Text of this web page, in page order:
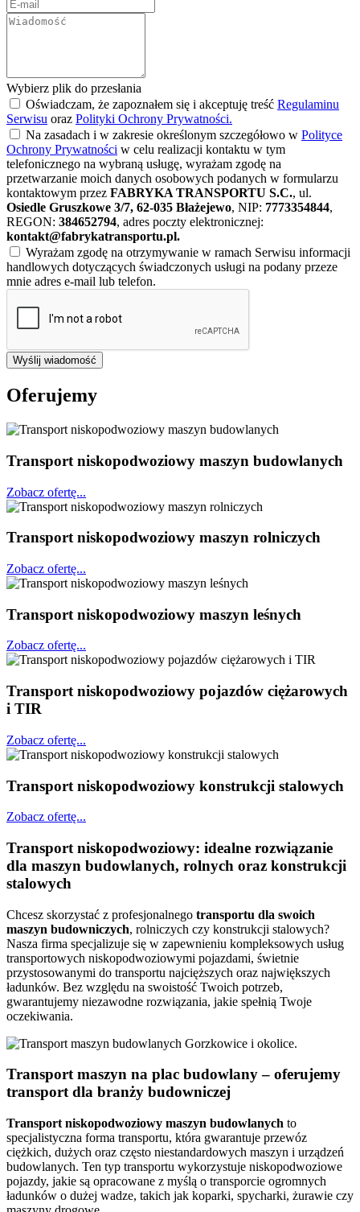
Wybierz plik do przesłania
Oświadczam, że zapoznałem się i akceptuję treść Regulaminu
Serwisu oraz Polityki Ochrony Prywatności.
Na zasadach i w zakresie określonym szczegółowo w Polityce
Ochrony Prywatności w celu realizacji kontaktu w tym
telefonicznego na wybraną usługę, wyrażam zgodę na
przetwarzanie moich danych osobowych podanych w formularzu
kontaktowym przez FABRYKA TRANSPORTU S.C., ul.
Osiedle Gruszkowe 3/7, 62-035 Błażejewo, NIP: 7773354844,
REGON: 384652794, adres poczty elektronicznej:
kontakt@fabrykatransportu.pl.
Wyrażam zgodę na otrzymywanie w ramach Serwisu informacji
handlowych dotyczących świadczonych usługi na podany przeze
mnie adres e-mail lub telefon.
Wyślij wiadomość
Oferujemy
Transport niskopodwoziowy maszyn budowlanych
Zobacz ofertę...
Transport niskopodwoziowy maszyn rolniczych
Zobacz ofertę...
Transport niskopodwoziowy maszyn leśnych
Zobacz ofertę...
Transport niskopodwoziowy pojazdów ciężarowych
i TIR
Zobacz ofertę...
Transport niskopodwoziowy konstrukcji stalowych
Zobacz ofertę...
Transport niskopodwoziowy: idealne rozwiązanie
dla maszyn budowlanych, rolnych oraz konstrukcji
stalowych
Chcesz skorzystać z profesjonalnego transportu dla swoich
maszyn budowniczych, rolniczych czy konstrukcji stalowych?
Nasza firma specjalizuje się w zapewnieniu kompleksowych usług
transportowych niskopodwoziowymi pojazdami, świetnie
przystosowanymi do transportu najcięższych oraz największych
ładunków. Bez względu na swoistość Twoich potrzeb,
gwarantujemy niezawodne rozwiązania, jakie spełnią Twoje
oczekiwania.
Transport maszyn na plac budowlany – oferujemy
transport dla branży budowniczej
Transport niskopodwoziowy maszyn budowlanych to
specjalistyczna forma transportu, która gwarantuje przewóz
ciężkich, dużych oraz często niestandardowych maszyn i urządzeń
budowlanych. Ten typ transportu wykorzystuje niskopodwoziowe
pojazdy, jakie są opracowane z myślą o transporcie ogromnych
ładunków o dużej wadze, takich jak koparki, spycharki, żurawie czy